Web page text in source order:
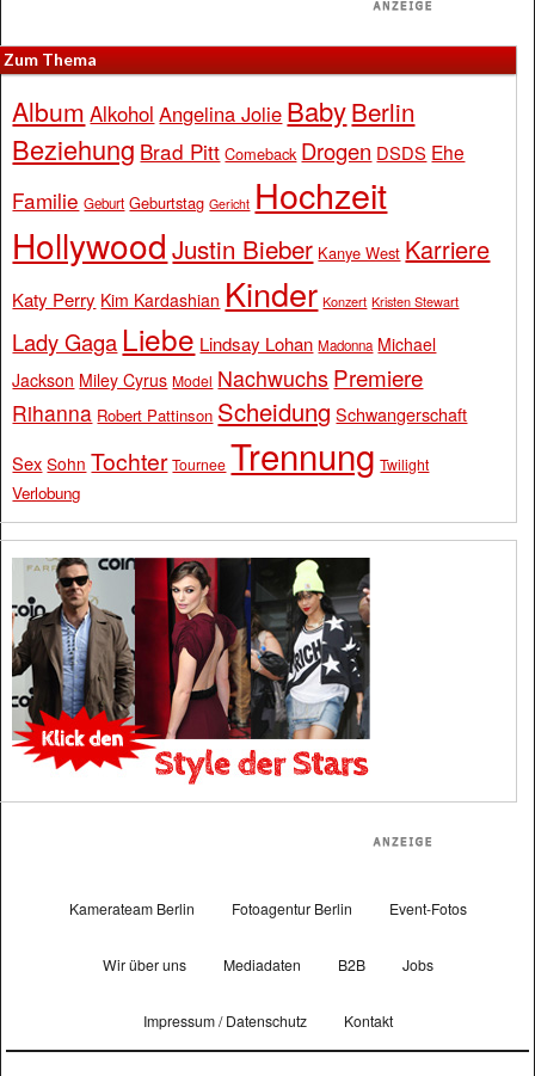
Zum Thema
Album Alkohol Angelina Jolie BabyBerlin
Beziehung Brad Pitt Comeback Drogen DSDS Ehe
Familie Geburt Geburtstag Gericht Hochzeit
Hollywood Justin Bieber Kanye West Karriere
Katy Perry Kim Kardashian Kinder Konzert Kristen Stewart
Lady Gaga Liebe Lindsay Lohan Madonna Michael
Jackson Miley Cyrus Model Nachwuchs Premiere
Rihanna Robert Pattinson Scheidung Schwangerschaft
Sex Sohn Tochter Tournee Trennung Twilight
Verlobung
Kamerateam Berlin Fotoagentur Berlin Event-Fotos
Wir über uns Mediadaten B2B Jobs
Impressum / Datenschutz Kontakt